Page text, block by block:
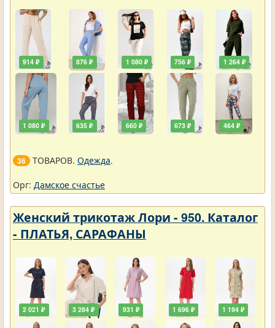
914 ₽
1 080 ₽
876 ₽
635 ₽
1 080 ₽
660 ₽
756 ₽
673 ₽
1 264 ₽
464 ₽
36 ТОВАРОВ. Одежда.
Орг: Дамское счастье
Женский трикотаж Лори - 950. Каталог
- ПЛАТЬЯ, САРАФАНЫ
2 021 ₽ 3 284 ₽ 931 ₽ 1 696 ₽ 1 194 ₽